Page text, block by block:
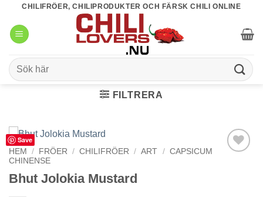
content
CHILIFRÖER, CHILIPRODUKTER OCH FÄRSK CHILI ONLINE
Sök
efter:
FILTRERA
Save
HEM / FRÖER / CHILIFRÖER / ART / CAPSICUM
CHINENSE
Bhut Jolokia Mustard